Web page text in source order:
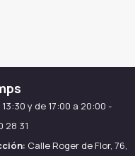
y de 17:00 a 20:00 -
28 31
Calle Roger de Flor, 76,